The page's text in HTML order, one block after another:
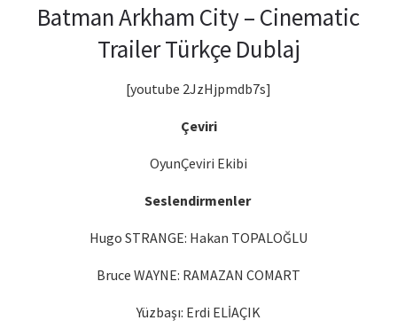
Batman Arkham City – Cinematic
Trailer Türkçe Dublaj
[youtube 2JzHjpmdb7s]
Çeviri
OyunÇeviri Ekibi
Seslendirmenler
Hugo STRANGE: Hakan TOPALOĞLU
Bruce WAYNE: RAMAZAN COMART
Yüzbaşı: Erdi ELİAÇIK